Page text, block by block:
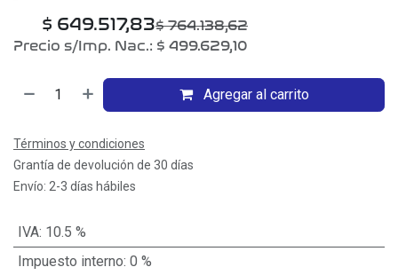
$ 649.517,83$764.138,62
Precio s/Imp. Nac.: $ 499.629,10
Agregar al carrito
Términos y condiciones
Grantía de devolución de 30 días
Envío: 2-3 días hábiles
IVA: 10.5 %
Impuesto interno: 0 %